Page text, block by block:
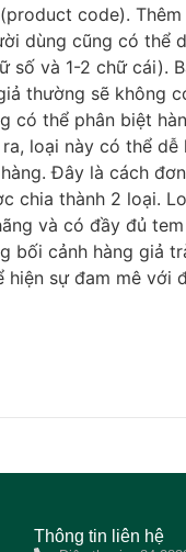
code).
dùng cũng có
và 1-2 chữ cái).
thường sẽ không
có thể phân biệt
loại này có thể
Đây là cách
thành 2 loại.
và có đầy đủ
bối cảnh hàng giả
sự đam mê
Thông tin liên hệ